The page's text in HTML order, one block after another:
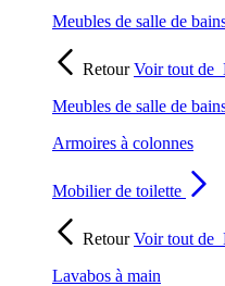
Meubles de salle de
RetourVoir tout de
Meubles de salle de
Armoires à colonnes
Mobilier de toilette
RetourVoir tout de
Lavabos à main